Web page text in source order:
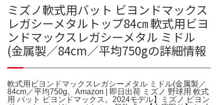
ミズノ軟式用バット ビヨンドマックス
レガシーメタルトップ84㎝ 軟式用ビヨ
ンドマックスレガシーメタル ミドル
(金属製／84cm／平均750gの詳細情報
軟式用ビヨンドマックスレガシーメタル ミドル(金属製／
84cm／平均750g。Amazon | 即日出荷 ミズノ 野球用 軟式
用 バット ビヨンドマックス。2024モデル】ミズノ ビヨン